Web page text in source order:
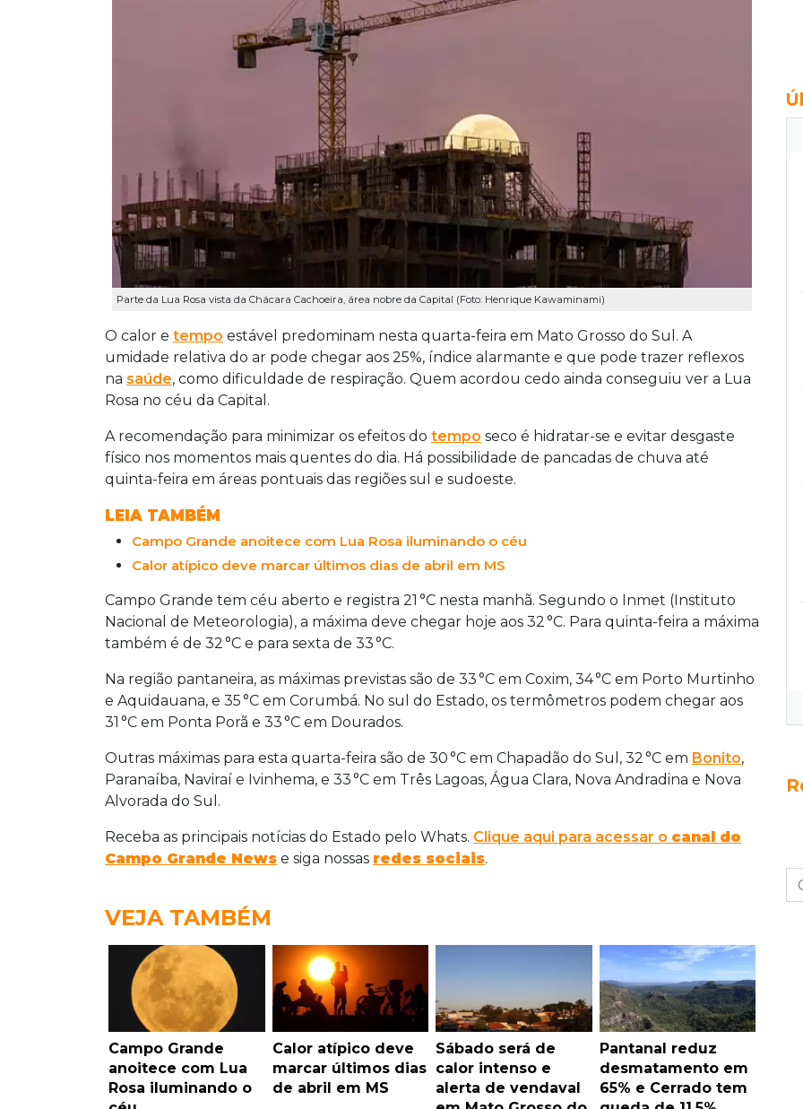
Parte da Lua Rosa vista da Chácara Cachoeira, área nobre da Capital (Foto: Henrique Kawaminami)
O calor e tempo estável predominam nesta quarta-feira em Mato Grosso do Sul. A
umidade relativa do ar pode chegar aos 25%, índice alarmante e que pode trazer reflexos
na saúde, como dificuldade de respiração. Quem acordou cedo ainda conseguiu ver a Lua
Rosa no céu da Capital.
A recomendação para minimizar os efeitos do tempo seco é hidratar-se e evitar desgaste
físico nos momentos mais quentes do dia. Há possibilidade de pancadas de chuva até
quinta-feira em áreas pontuais das regiões sul e sudoeste.
LEIA TAMBÉM
Campo Grande anoitece com Lua Rosa iluminando o céu
Calor atípico deve marcar últimos dias de abril em MS
Campo Grande tem céu aberto e registra 21 °C nesta manhã. Segundo o Inmet (Instituto
Nacional de Meteorologia), a máxima deve chegar hoje aos 32 °C. Para quinta-feira a máxima
também é de 32 °C e para sexta de 33 °C.
Na região pantaneira, as máximas previstas são de 33 °C em Coxim, 34 °C em Porto Murtinho
e Aquidauana, e 35 °C em Corumbá. No sul do Estado, os termômetros podem chegar aos
31 °C em Ponta Porã e 33 °C em Dourados.
Outras máximas para esta quarta-feira são de 30 °C em Chapadão do Sul, 32 °C em Bonito,
Paranaíba, Naviraí e Ivinhema, e 33 °C em Três Lagoas, Água Clara, Nova Andradina e Nova
Alvorada do Sul.
Receba as principais notícias do Estado pelo Whats. Clique aqui para acessar o canal do
Campo Grande News e siga nossas redes sociais.
VEJA TAMBÉM
Campo Grande
anoitece com Lua
Rosa iluminando o
Calor atípico deve
marcar últimos dias
de abril em MS
Sábado será de
calor intenso e
alerta de vendaval
Pantanal reduz
desmatamento em
65% e Cerrado tem